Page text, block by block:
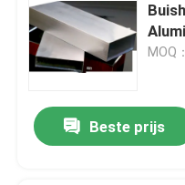
Vorm
MOQ
Beste prijs